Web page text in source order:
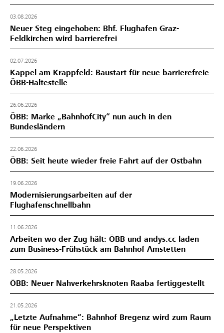
03.08.2026
Neuer Steg eingehoben: Bhf. Flughafen Graz-
Feldkirchen wird barrierefrei
02.07.2026
Kappel am Krappfeld: Baustart für neue barrierefreie
ÖBB-Haltestelle
26.06.2026
ÖBB: Marke „BahnhofCity“ nun auch in den
Bundesländern
22.06.2026
ÖBB: Seit heute wieder freie Fahrt auf der Ostbahn
19.06.2026
Modernisierungsarbeiten auf der
Flughafenschnellbahn
11.06.2026
Arbeiten wo der Zug hält: ÖBB und andys.cc laden
zum Business-Frühstück am Bahnhof Amstetten
28.05.2026
ÖBB: Neuer Nahverkehrsknoten Raaba fertiggestellt
21.05.2026
„Letzte Aufnahme“: Bahnhof Bregenz wird zum Raum
für neue Perspektiven